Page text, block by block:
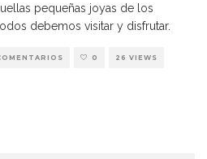
pequeñas joyas de los
debemos visitar y disfrutar.
0 26 VIEWS